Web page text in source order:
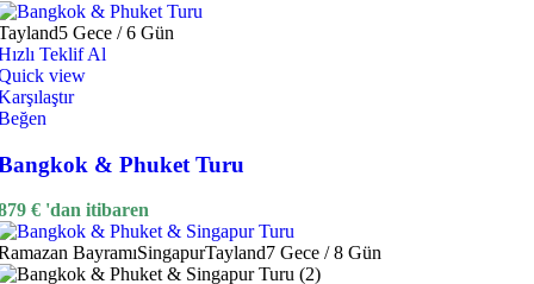
5 Gece / 6 Gün
Teklif Al
view
& Phuket Turu
€ 'dan itibaren
BayramıSingapurTayland7 Gece / 8 Gün